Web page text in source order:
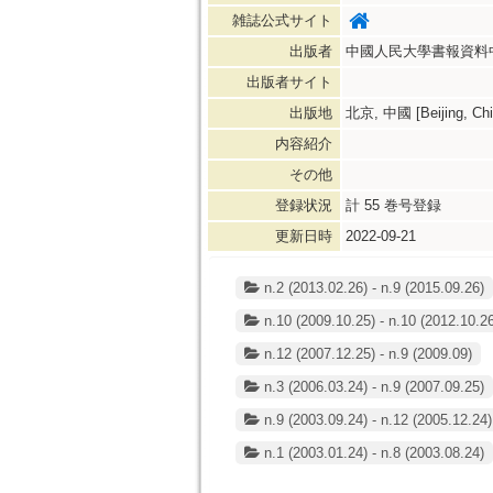
雑誌公式サイト
出版者
中國人民大學書報資料
出版者サイト
出版地
北京, 中國 [Beijing,
内容紹介
その他
登録状況
計 55巻号登録
更新日時
2022-09-21
n.2 (2013.02.26) - n.9 (2015.09.26)
n.10 (2009.10.25) - n.10
n.12 (2007.12.25) - n.9 (2009.09)
n.3 (2006.03.24) - n.9 (2007.09.25)
n.9 (2003.09.24) - n.12 (2005.12.24)
n.1 (2003.01.24) - n.8 (2003.08.24)